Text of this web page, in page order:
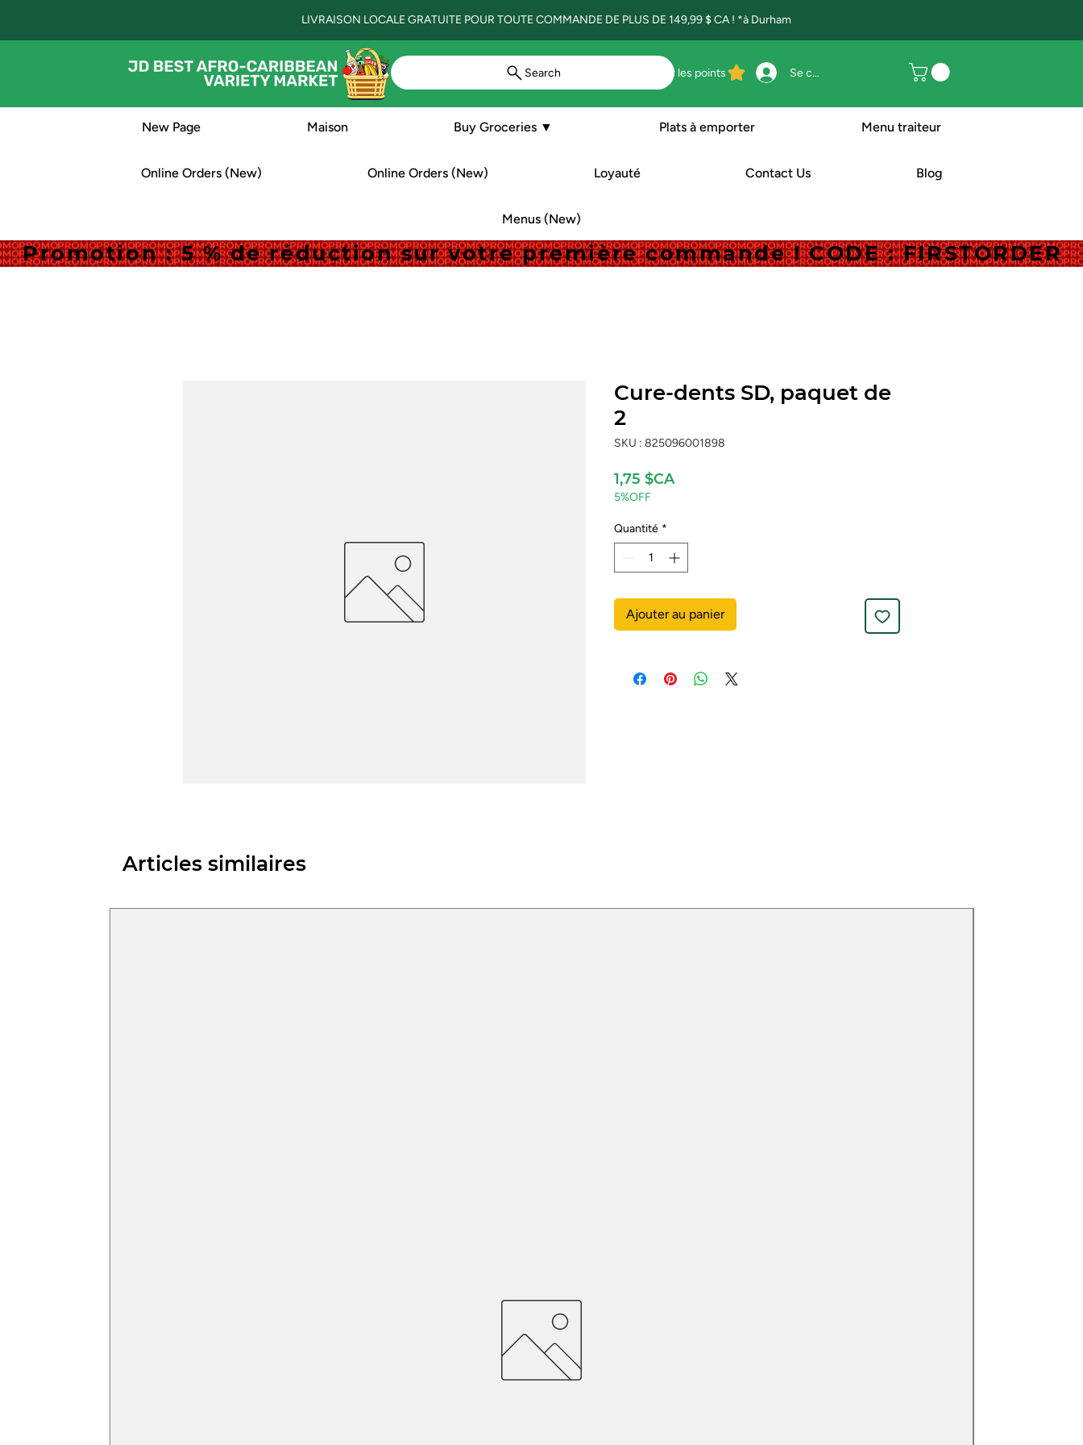
LIVRAISON LOCALE GRATUITE POUR TOUTE COMMANDE DE PLUS DE 149,99 $ CA ! *à Durham
Voir les points Se connecter
Search
New Page Maison Buy Groceries ▼ Plats à emporter Menu traiteur
Online Orders (New) Online Orders (New) Loyauté Contact Us Blog
Menus (New)
Promotion : 5 % de réduction sur votre première commande ! CODE : FIRSTORDER
Promotion : 5 % de réduction sur votre première commande ! CODE : FIRSTORDER
Cure-dents SD, paquet de
2
SKU : 825096001898
1,75 $CAPrix
5%OFF
Quantité *
Ajouter au panier
Articles similaires